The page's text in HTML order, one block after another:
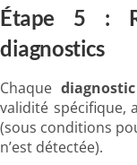
Étape 5 :
diagnostics
Chaque
validité spécifique,
(sous conditions
n’est détectée).